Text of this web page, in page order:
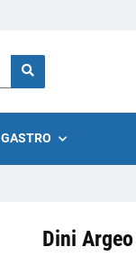
GASTRO
Dini